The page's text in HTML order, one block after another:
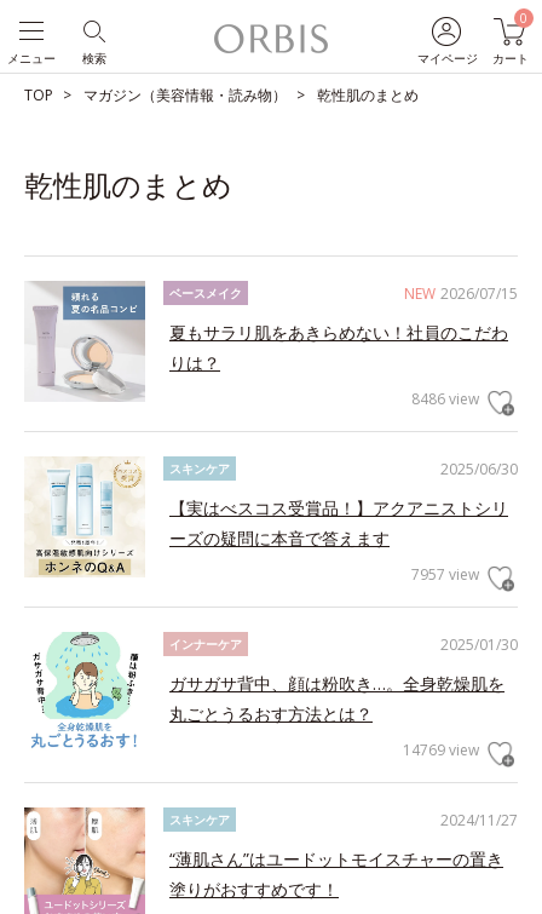
マイページ
0
カート
検索
メニュー
TOP マガジン（美容情報・読み物） 乾性肌のまとめ
乾性肌のまとめ
NEW 2026/07/15
ベースメイク
夏もサラリ肌をあきらめない！社員のこだわ
りは？
8486 view
2025/06/30
スキンケア
【実はべスコス受賞品！】アクアニストシリ
ーズの疑問に本音で答えます
7957 view
2025/01/30
インナーケア
ガサガサ背中、顔は粉吹き…。全身乾燥肌を
丸ごとうるおす方法とは？
14769 view
2024/11/27
スキンケア
“薄肌さん”はユードットモイスチャーの置き
塗りがおすすめです！